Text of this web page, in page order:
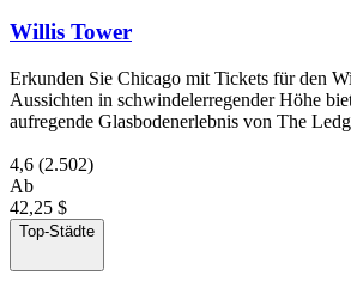
Willis Tower
Erkunden Sie Chicago mit Tickets für den
Aussichten in schwindelerregender Höhe
aufregende Glasbodenerlebnis von The
4,6 (2.502)
Ab
42,25 $
Top-Städte